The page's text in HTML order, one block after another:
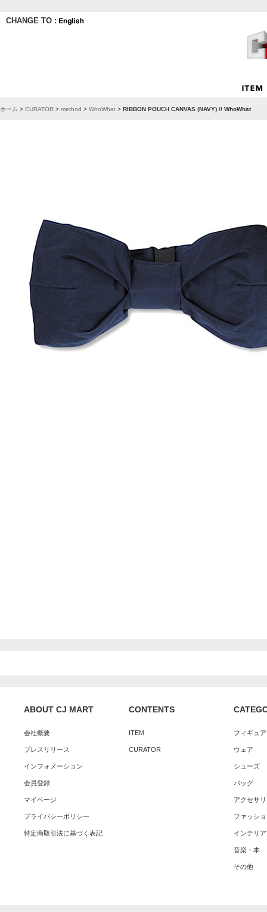
CHANGE TO :
ホーム > CURATOR > method > WhoWhat > RIBBON POUCH CANVAS (NAVY) // WhoWhat
ABOUT CJ MART
会社概要
プレスリリース
インフォメーション
会員登録
マイページ
プライバシーポリシー
特定商取引法に基づく表記
CONTENTS
ITEM
CURATOR
フィギュ
ウェア
シューズ
バッグ
アクセサ
ファッシ
インテリア
音楽・本
その他